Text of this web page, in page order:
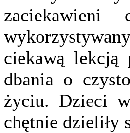
zaciekawieni
ciekawą
dbania o
życiu. Dzieci
chętnie dzieliły